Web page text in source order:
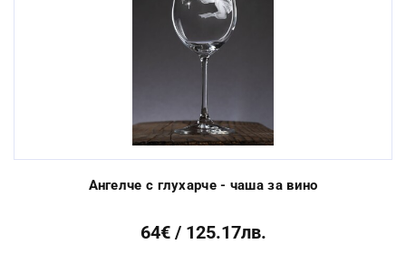
Ангелче с глухарче - чаша за вино
64€ / 125.17лв.